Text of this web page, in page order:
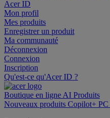
Acer ID
Mon profil
Mes produits
Enregistrer un produit
Ma communauté
Déconnexion
Connexion
Inscription
Qu'est-ce qu'Acer ID ?
Boutique en ligne AI Produits
Nouveaux produits Copilot+ PC